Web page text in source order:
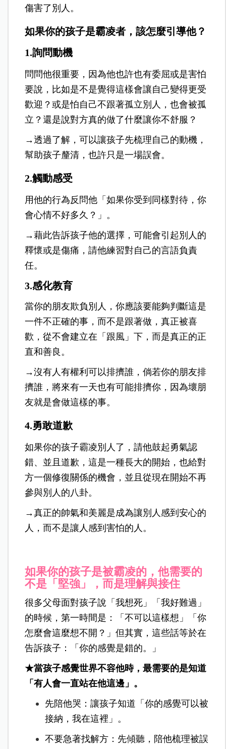
傷害了別人。
如果你的孩子是霸凌者，該怎麼引導他？
1.詢問動機
問問他很重要，因為他也許也有委屈或是害怕
要說，比如是不是覺得這樣會讓自己變得更受
歡迎？或是怕自己不跟著孤立別人，也會被孤
立？還是說對方真的做了什麼讓你不舒服？
→透過了解，可以讓孩子先梳理自己的動機，
幫助孩子釐清，也許只是一場誤會。
2.觸動感受
用他的行為反問他「如果你受到同樣對待，你
會心情不好多久？」。
→藉此告訴孩子他的選擇，可能會引起別人的
釋懷或是傷痛，請他練習對自己的言語負責
任。
3.感化教育
當你的朋友欺負別人，你應該要能夠判斷這是
一件不正確的事，而不是跟著做，真正被喜
歡，從不會建立在「跟風」下，而是真正的正
直和善良。
→沒有人有權利可以排擠誰，倘若你的朋友排
擠誰，將來有一天也有可能排擠你，因為壞朋
友就是會做這樣的事。
4.勇敢道歉
如果你的孩子霸凌別人了，請他鼓起勇氣認
錯、並且道歉，這是一種長大的開始，也給對
方一個修復關係的機會，並且從現在開始不再
參與別人的八卦。
→真正的帥氣和美麗是成為讓別人感到安心的
人，而不是讓人感到害怕的人。
如果你的孩子是被霸凌的，他需要的
不是「堅強」，而是理解與接住
很多父母面對孩子說「我想死」「我好難過」
的時候，第一時間是：「不可以這樣想」「你
怎麼會這麼想不開？」但其實，這些話等於在
告訴孩子：「你的感覺是錯的。」
★當孩子感覺世界不容他時，最需要的是知道
「有人會一直站在他這邊」。
先陪他哭：讓孩子知道「你的感覺可以被
接納，我在這裡」。
不要急著找解方：先傾聽，陪他梳理被誤